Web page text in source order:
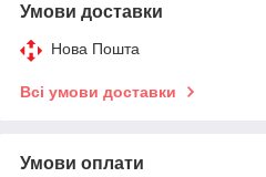
Умови доставки
Нова Пошта
Всі умови доставки
Умови оплати